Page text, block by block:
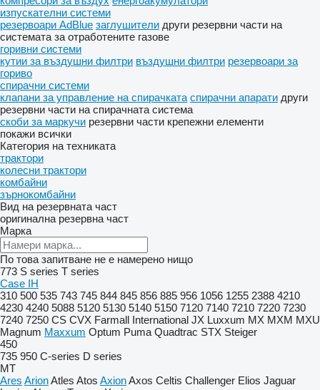
изпускателни системи
резервоари AdBlue заглушители други резервни части на
системата за отработените газове
горивни системи
кутии за въздушни филтри въздушни филтри резервоари за
гориво
спирачни системи
клапани за управление на спирачката спирачни апарати други
резервни части на спирачната система
скоби за маркучи резервни части крепежни елементи
покажи всички
Категория на техниката
трактори
колесни трактори
комбайни
зърнокомбайни
Вид на резервната част
оригинална резервна част
Марка
По това запитване не е намерено нищо
773 S series T series
Case IH
310 500 535 743 745 844 845 856 885 956 1056 1255 2388 4210
4230 4240 5088 5120 5130 5140 5150 7120 7140 7210 7220 7230
7240 7250 CS CVX Farmall International JX Luxxum MX MXM MXU
Magnum Maxxum Optum Puma Quadtrac STX Steiger
450
735 950 C-series D series
MT
Ares ArionAtles Atos AxionAxos Celtis Challenger Elios Jaguar